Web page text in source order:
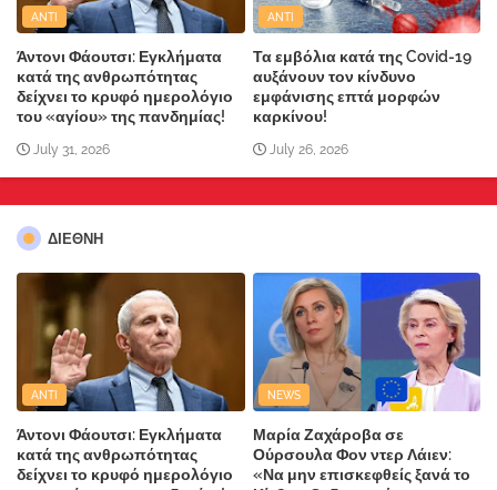
ANTI
Άντονι Φάουτσι: Εγκλήματα
κατά της ανθρωπότητας
δείχνει το κρυφό ημερολόγιο
του «αγίου» της πανδημίας!
July 31, 2026
ANTI
Τα εμβόλια κατά της Covid-19
αυξάνουν τον κίνδυνο
εμφάνισης επτά μορφών
καρκίνου!
July 26, 2026
ΔΙΕΘΝΗ
ANTI
Άντονι Φάουτσι: Εγκλήματα
κατά της ανθρωπότητας
δείχνει το κρυφό ημερολόγιο
NEWS
Μαρία Ζαχάροβα σε
Ούρσουλα Φον ντερ Λάιεν:
«Να μην επισκεφθείς ξανά το